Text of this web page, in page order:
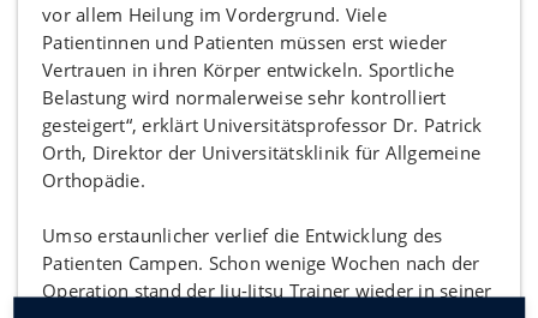
vor allem Heilung im Vordergrund. Viele
Patientinnen und Patienten müssen erst wieder
Vertrauen in ihren Körper entwickeln. Sportliche
Belastung wird normalerweise sehr kontrolliert
gesteigert“, erklärt Universitätsprofessor Dr. Patrick
Orth, Direktor der Universitätsklinik für Allgemeine
Orthopädie.
Umso erstaunlicher verlief die Entwicklung des
Patienten Campen. Schon wenige Wochen nach der
Operation stand der Jiu-Jitsu Trainer wieder in seiner